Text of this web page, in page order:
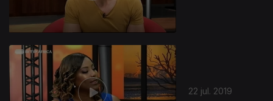
22 jul. 2019